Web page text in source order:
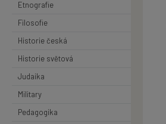
Etnografie
Filosofie
Historie česká
Historie světová
Judaika
Military
Pedagogika